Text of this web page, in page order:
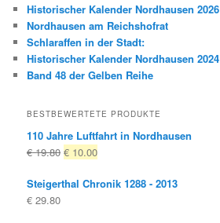
Historischer Kalender Nordhausen 2026
Nordhausen am Reichshofrat
Schlaraffen in der Stadt:
Historischer Kalender Nordhausen 2024
Band 48 der Gelben Reihe
BESTBEWERTETE PRODUKTE
110 Jahre Luftfahrt in Nordhausen
€19.80 Ursprünglicher
war:
€ 10.00Aktueller
ist:
Steigerthal Chronik 1288 - 2013
€ 29.80